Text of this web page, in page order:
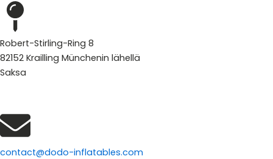
Robert-Stirling-Ring 8
82152 Krailling Münchenin lähellä
Saksa
contact@dodo-inflatables.com